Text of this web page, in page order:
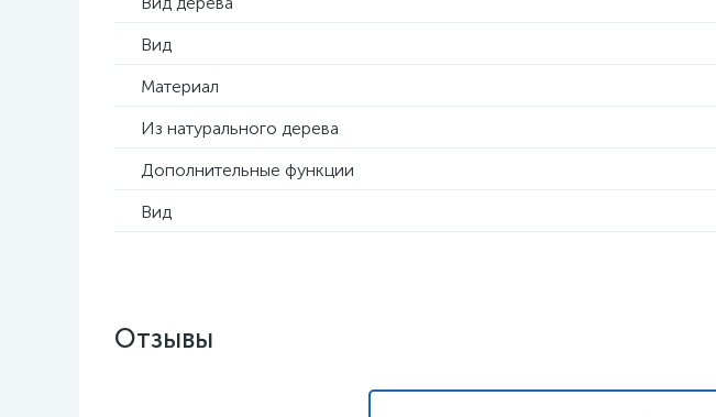
Вид
Материал
Из натурального дерева
Дополнительные функции
Вид
Отзывы